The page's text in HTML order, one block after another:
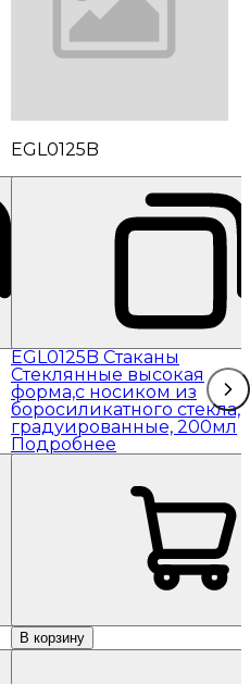
EGL0125B
EGL0125B Стаканы
Стеклянные высокая
форма,с носиком из
боросиликатного стекла,
градуированные, 200мл
Подробнее
В корзину